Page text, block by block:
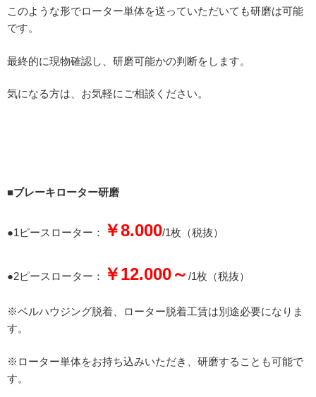
このような形でローター単体を送っていただいても研磨は可能
です。
最終的に現物確認し、研磨可能かの判断をします。
気になる方は、お気軽にご相談ください。
■ブレーキローター研磨
●1ピースローター： ￥8.000/1枚（税抜）
●2ピースローター： ￥12.000～ /1枚（税抜）
※ベルハウジング脱着、ローター脱着工賃は別途必要になりま
す。
※ローター単体をお持ち込みいただき、研磨することも可能で
す。